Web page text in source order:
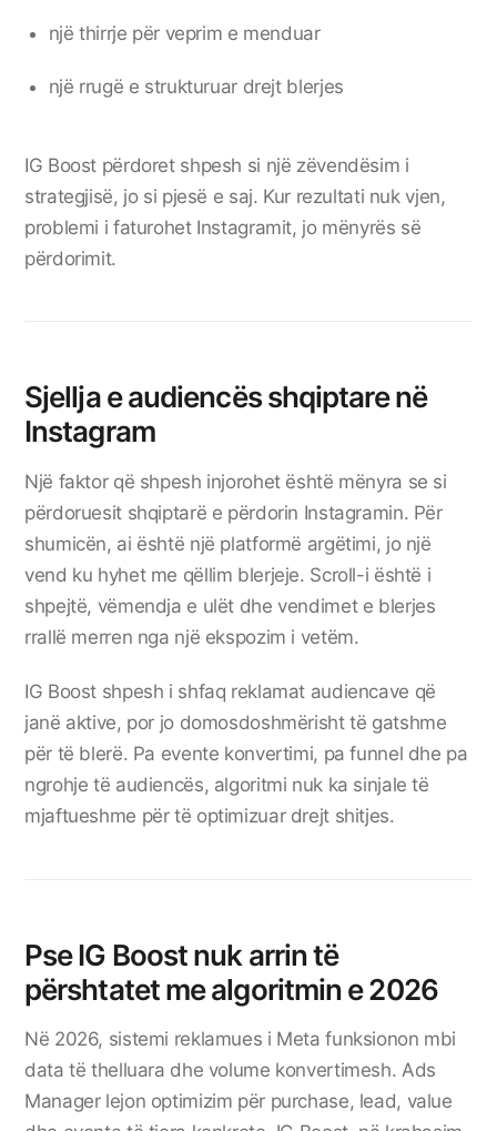
një thirrje për veprim e menduar
një rrugë e strukturuar drejt blerjes
IG Boost përdoret shpesh si një zëvendësim i
strategjisë, jo si pjesë e saj. Kur rezultati nuk vjen,
problemi i faturohet Instagramit, jo mënyrës së
përdorimit.
Sjellja e audiencës shqiptare në
Instagram
Një faktor që shpesh injorohet është mënyra se si
përdoruesit shqiptarë e përdorin Instagramin. Për
shumicën, ai është një platformë argëtimi, jo një
vend ku hyhet me qëllim blerjeje. Scroll-i është i
shpejtë, vëmendja e ulët dhe vendimet e blerjes
rrallë merren nga një ekspozim i vetëm.
IG Boost shpesh i shfaq reklamat audiencave që
janë aktive, por jo domosdoshmërisht të gatshme
për të blerë. Pa evente konvertimi, pa funnel dhe pa
ngrohje të audiencës, algoritmi nuk ka sinjale të
mjaftueshme për të optimizuar drejt shitjes.
Pse IG Boost nuk arrin të
përshtatet me algoritmin e 2026
Në 2026, sistemi reklamues i Meta funksionon mbi
data të thelluara dhe volume konvertimesh. Ads
Manager lejon optimizim për purchase, lead, value